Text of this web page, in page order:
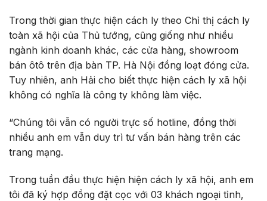
Trong thời gian thực hiện cách ly theo Chỉ thị cách ly
toàn xã hội của Thủ tướng, cũng giống như nhiều
ngành kinh doanh khác, các cửa hàng, showroom
bán ôtô trên địa bàn TP. Hà Nội đồng loạt đóng cửa.
Tuy nhiên, anh Hải cho biết thực hiện cách ly xã hội
không có nghĩa là công ty không làm việc.
“Chúng tôi vẫn có người trực số hotline, đồng thời
nhiều anh em vẫn duy trì tư vấn bán hàng trên các
trang mạng.
Trong tuần đầu thực hiện hiện cách ly xã hội, anh em
tôi đã ký hợp đồng đặt cọc với 03 khách ngoại tỉnh,